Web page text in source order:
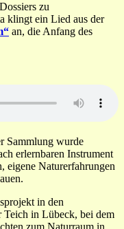
zu
klingt ein Lied aus der
an, die Anfang des
Sammlung wurde
erlernbaren Instrument
eigene Naturerfahrungen
in den
Teich in Lübeck, bei dem